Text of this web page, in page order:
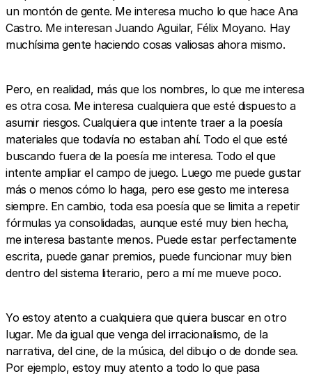
un montón de gente. Me interesa mucho lo que hace Ana
Castro. Me interesan Juando Aguilar, Félix Moyano. Hay
muchísima gente haciendo cosas valiosas ahora mismo.
Pero, en realidad, más que los nombres, lo que me interesa
es otra cosa. Me interesa cualquiera que esté dispuesto a
asumir riesgos. Cualquiera que intente traer a la poesía
materiales que todavía no estaban ahí. Todo el que esté
buscando fuera de la poesía me interesa. Todo el que
intente ampliar el campo de juego. Luego me puede gustar
más o menos cómo lo haga, pero ese gesto me interesa
siempre. En cambio, toda esa poesía que se limita a repetir
fórmulas ya consolidadas, aunque esté muy bien hecha,
me interesa bastante menos. Puede estar perfectamente
escrita, puede ganar premios, puede funcionar muy bien
dentro del sistema literario, pero a mí me mueve poco.
Yo estoy atento a cualquiera que quiera buscar en otro
lugar. Me da igual que venga del irracionalismo, de la
narrativa, del cine, de la música, del dibujo o de donde sea.
Por ejemplo, estoy muy atento a todo lo que pasa